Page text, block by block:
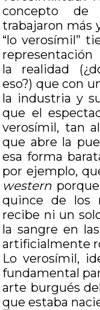
concepto
trabajaron más
“lo verosímil”
la realidad
eso?) que con
la industria y
que el
verosímil, tan
que abre la
esa forma
por ejemplo,
western
quince de los
recibe ni un
la sangre en
artificialmente
Lo verosímil,
fundamental
arte burgués
que estaba